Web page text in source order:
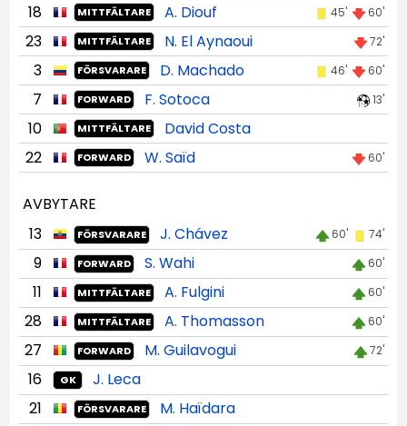
18 MITTFÄLTARE A. Diouf 45' 60'
23 MITTFÄLTARE N. El Aynaoui 72'
3 FÖRSVARARE D. Machado 46' 60'
7 FORWARD F. Sotoca 13'
10 MITTFÄLTARE
David Costa
22
FORWARD W. Saïd 60'
AVBYTARE
13
FÖRSVARARE J. Chávez 60' 74'
9 FORWARD S. Wahi 60'
11 MITTFÄLTARE A. Fulgini 60'
28 MITTFÄLTARE A. Thomasson 60'
27 FORWARD M. Guilavogui 72'
16 GK
J. Leca
21
FÖRSVARARE
M. Haïdara